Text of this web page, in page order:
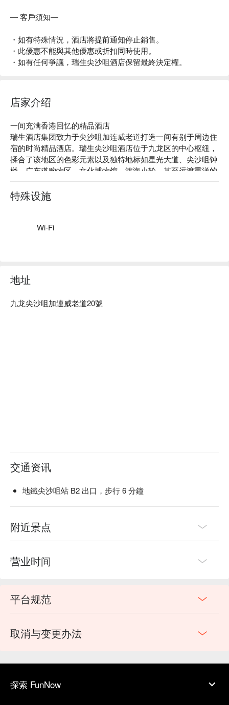
— 客戶須知—
・如有特殊情況，酒店將提前通知停止銷售。
・此優惠不能與其他優惠或折扣同時使用。
・如有任何爭議，瑞生尖沙咀酒店保留最終決定權。
店家介绍
一间充满香港回忆的精品酒店
瑞生酒店集团致力于尖沙咀加连威老道打造一间有别于周边住
宿的时尚精品酒店。瑞生尖沙咀酒店位于九龙区的中心枢纽，
揉合了该地区的色彩元素以及独特地标如星光大道、尖沙咀钟
楼、广东道购物区、文化博物馆、渡海小轮、甚至远渡重洋的
黄色巨鸭，务求为所有客人提供一次富有真正香港文化色彩的
住宿体验。
特殊设施
Wi-Fi
地址
九龙尖沙咀加連威老道20號
交通资讯
地鐵尖沙咀站 B2 出口，步行 6 分鐘
附近景点
营业时间
平台规范
取消与变更办法
探索 FunNow